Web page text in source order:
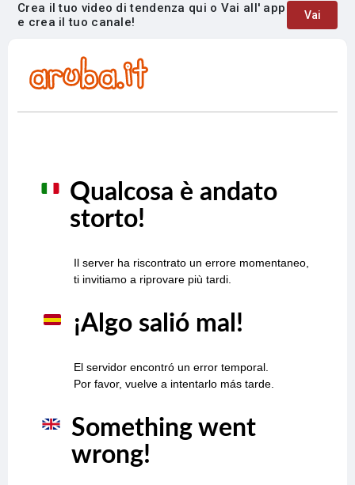
Crea il tuo video di tendenza qui o Vai all' app
e crea il tuo canale!
Vai